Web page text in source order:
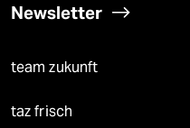
Newsletter
team zukunft
taz frisch